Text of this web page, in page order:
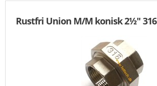
Rustfri Union M/M konisk 2½" 316